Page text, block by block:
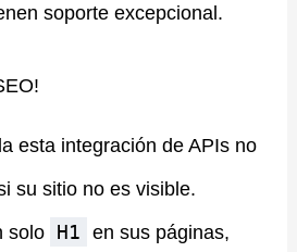
soporte excepcional.
esta integración de APIs no
su sitio no es visible.
solo H1 en sus páginas,